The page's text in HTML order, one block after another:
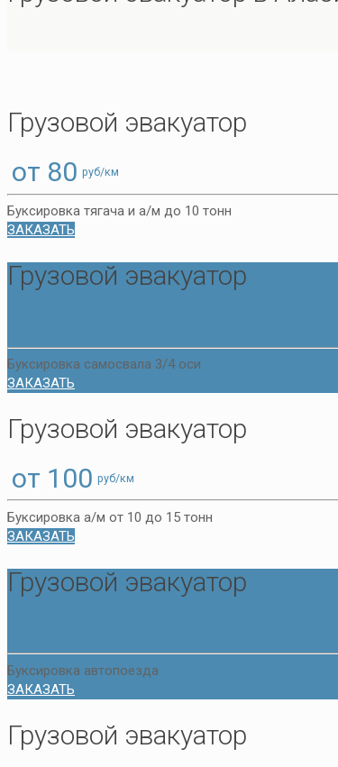
Грузовой эвакуатор
от 80 руб/км
Буксировка тягача и а/м до 10 тонн
ЗАКАЗАТЬ
Грузовой эвакуатор
Буксировка самосвала 3/4 оси
ЗАКАЗАТЬ
Грузовой эвакуатор
от 100 руб/км
Буксировка а/м от 10 до 15 тонн
ЗАКАЗАТЬ
Грузовой эвакуатор
Буксировка автопоезда
ЗАКАЗАТЬ
Грузовой эвакуатор